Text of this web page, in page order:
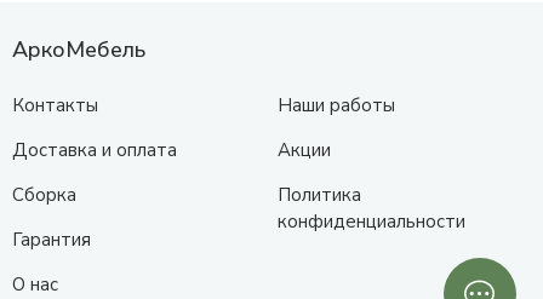
АркоМебель
Контакты
Доставка и оплата
Сборка
Гарантия
О нас
Наши работы
Акции
Политика
конфиденциальности